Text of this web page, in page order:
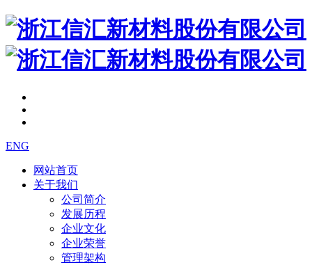
ENG
网站首页
关于我们
公司简介
发展历程
企业文化
企业荣誉
管理架构